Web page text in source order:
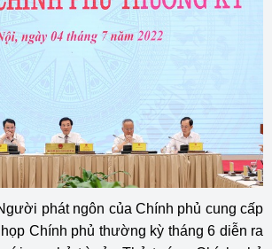
phát ngôn của Chính phủ cung cấp
Chính phủ thường kỳ tháng 6 diễn ra